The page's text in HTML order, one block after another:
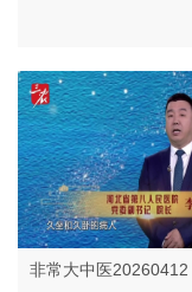
非常大中医20260412